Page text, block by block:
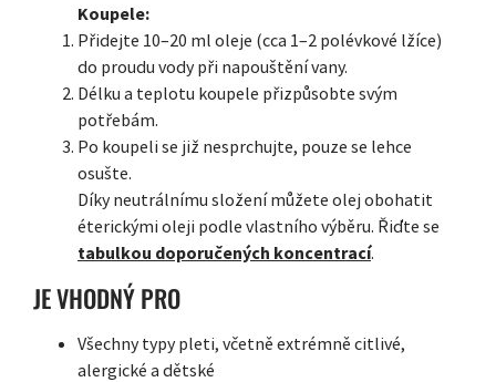
Koupele:
Přidejte 10–20 ml oleje (cca 1–2 polévkové lžíce)
do proudu vody při napouštění vany.
Délku a teplotu koupele přizpůsobte svým
potřebám.
Po koupeli se již nesprchujte, pouze se lehce
osušte.
Díky neutrálnímu složení můžete olej obohatit
éterickými oleji podle vlastního výběru. Řiďte se
tabulkou doporučených koncentrací.
JE VHODNÝ PRO
Všechny typy pleti, včetně extrémně citlivé,
alergické a dětské